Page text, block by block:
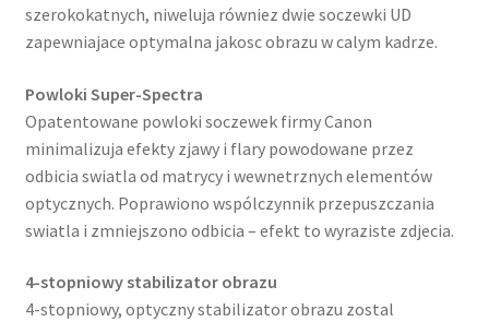
szerokokatnych, niweluja równiez dwie soczewki UD
zapewniajace optymalna jakosc obrazu w calym kadrze.
Powloki Super-Spectra
Opatentowane powloki soczewek firmy Canon
minimalizuja efekty zjawy i flary powodowane przez
odbicia swiatla od matrycy i wewnetrznych elementów
optycznych. Poprawiono wspólczynnik przepuszczania
swiatla i zmniejszono odbicia – efekt to wyraziste zdjecia.
4-stopniowy stabilizator obrazu
4-stopniowy, optyczny stabilizator obrazu zostal